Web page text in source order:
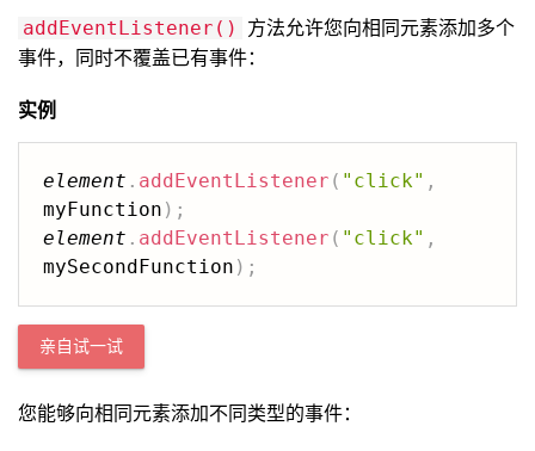
addEventListener()
方法允许您向相同元素添加多个
事件，同时不覆盖已有事件：
实例
element . addEventListener ( "click" ,
myFunction ) ;
element . addEventListener ( "click" ,
mySecondFunction ) ;
亲自试一试
您能够向相同元素添加不同类型的事件：